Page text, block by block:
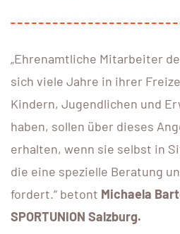
„Ehrenamtliche Mitarbeiter
sich viele Jahre in ihrer
Kindern, Jugendlichen und
haben, sollen über dieses
erhalten, wenn sie selbst in
die eine spezielle Beratung
fordert.“ betont Michaela
SPORTUNION Salzburg.